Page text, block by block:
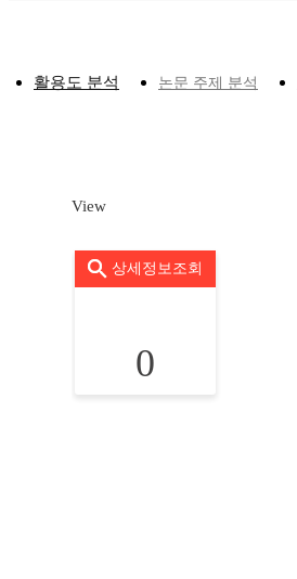
활용도 분석 논문 주제 분석
View
상세정보조회
0